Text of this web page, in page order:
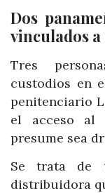
Dos
vinculados
Tres
custodios en
penitenciario
el acceso al
presume sea
Se trata de
distribuidora